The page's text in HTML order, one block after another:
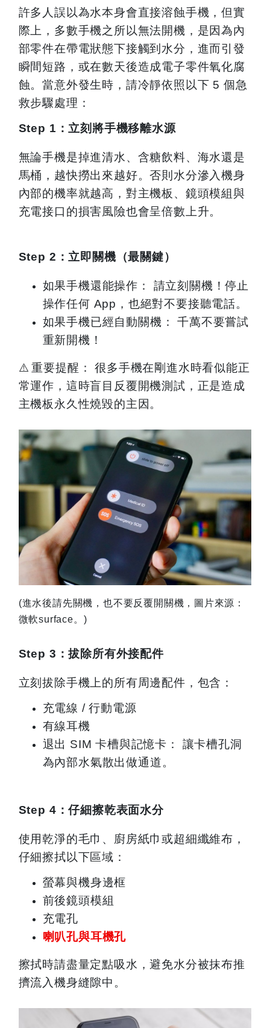
許多人誤以為水本身會直接溶蝕手機，但實
際上，多數手機之所以無法開機，是因為內
部零件在帶電狀態下接觸到水分，進而引發
瞬間短路，或在數天後造成電子零件氧化腐
蝕。當意外發生時，請冷靜依照以下 5 個急
救步驟處理：
Step 1 ：立刻將手機移離水源
無論手機是掉進清水、含糖飲料、海水還是
馬桶，越快撈出來越好。否則水分滲入機身
內部的機率就越高，對主機板、鏡頭模組與
充電接口的損害風險也會呈倍數上升。
Step 2 ：立即關機（最關鍵）
如果手機還能操作： 請立刻關機！停止
操作任何 App，也絕對不要接聽電話。
如果手機已經自動關機： 千萬不要嘗試
重新開機！
⚠️ 重要提醒： 很多手機在剛進水時看似能正
常運作，這時盲目反覆開機測試，正是造成
主機板永久性燒毀的主因。
(進水後請先關機，也不要反覆開關機，圖片來源：
微軟surface。)
Step 3 ：拔除所有外接配件
立刻拔除手機上的所有周邊配件，包含：
充電線 / 行動電源
有線耳機
退出 SIM 卡槽與記憶卡： 讓卡槽孔洞
為內部水氣散出做通道。
Step 4 ：仔細擦乾表面水分
使用乾淨的毛巾、廚房紙巾或超細纖維布，
仔細擦拭以下區域：
螢幕與機身邊框
前後鏡頭模組
充電孔
喇叭孔與耳機孔
擦拭時請盡量定點吸水，避免水分被抹布推
擠流入機身縫隙中。